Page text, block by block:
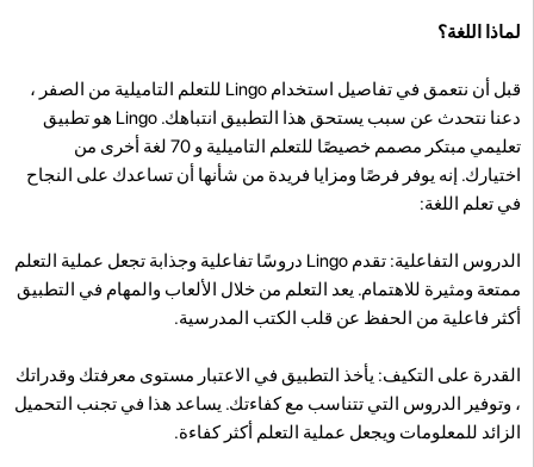
لماذا اللغة؟
قبل أن نتعمق في تفاصيل استخدام Lingo للتعلم التاميلية من الصفر ،
دعنا نتحدث عن سبب يستحق هذا التطبيق انتباهك. Lingo هو تطبيق
تعليمي مبتكر مصمم خصيصًا للتعلم التاميلية و 70 لغة أخرى من
اختيارك. إنه يوفر فرصًا ومزايا فريدة من شأنها أن تساعدك على النجاح
في تعلم اللغة:
الدروس التفاعلية: تقدم Lingo دروسًا تفاعلية وجذابة تجعل عملية التعلم
ممتعة ومثيرة للاهتمام. يعد التعلم من خلال الألعاب والمهام في التطبيق
أكثر فاعلية من الحفظ عن قلب الكتب المدرسية.
القدرة على التكيف: يأخذ التطبيق في الاعتبار مستوى معرفتك وقدراتك
، وتوفير الدروس التي تتناسب مع كفاءتك. يساعد هذا في تجنب التحميل
الزائد للمعلومات ويجعل عملية التعلم أكثر كفاءة.